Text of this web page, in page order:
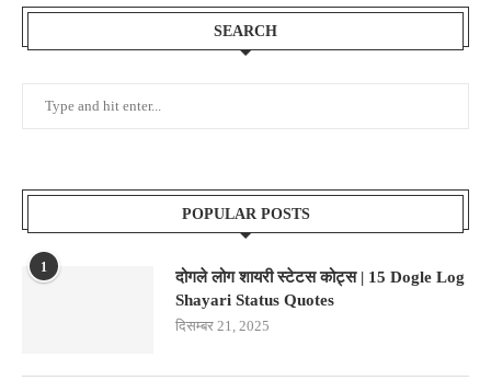
SEARCH
POPULAR POSTS
1
दोगले लोग शायरी स्टेटस कोट्स | 15 Dogle Log
Shayari Status Quotes
दिसम्बर 21, 2025